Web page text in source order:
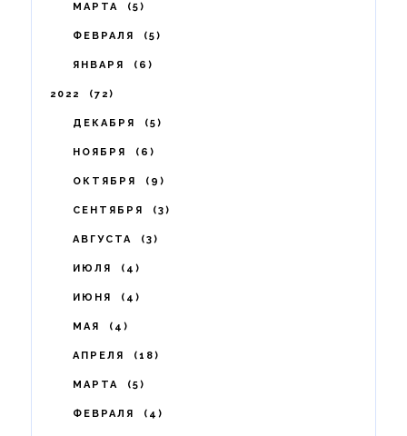
МАРТА 5
ФЕВРАЛЯ 5
ЯНВАРЯ 6
2022 72
ДЕКАБРЯ 5
НОЯБРЯ 6
ОКТЯБРЯ 9
СЕНТЯБРЯ 3
АВГУСТА 3
ИЮЛЯ 4
ИЮНЯ 4
МАЯ 4
АПРЕЛЯ 18
МАРТА 5
ФЕВРАЛЯ 4